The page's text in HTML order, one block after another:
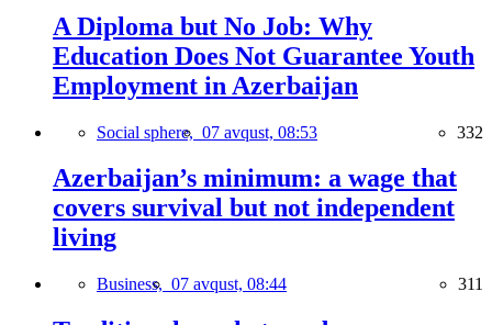
A Diploma but No Job: Why
Education Does Not Guarantee Youth
Employment in Azerbaijan
Social sphere, 07 avqust, 08:53 332
Azerbaijan’s minimum: a wage that
covers survival but not independent
living
Business, 07 avqust, 08:44 311